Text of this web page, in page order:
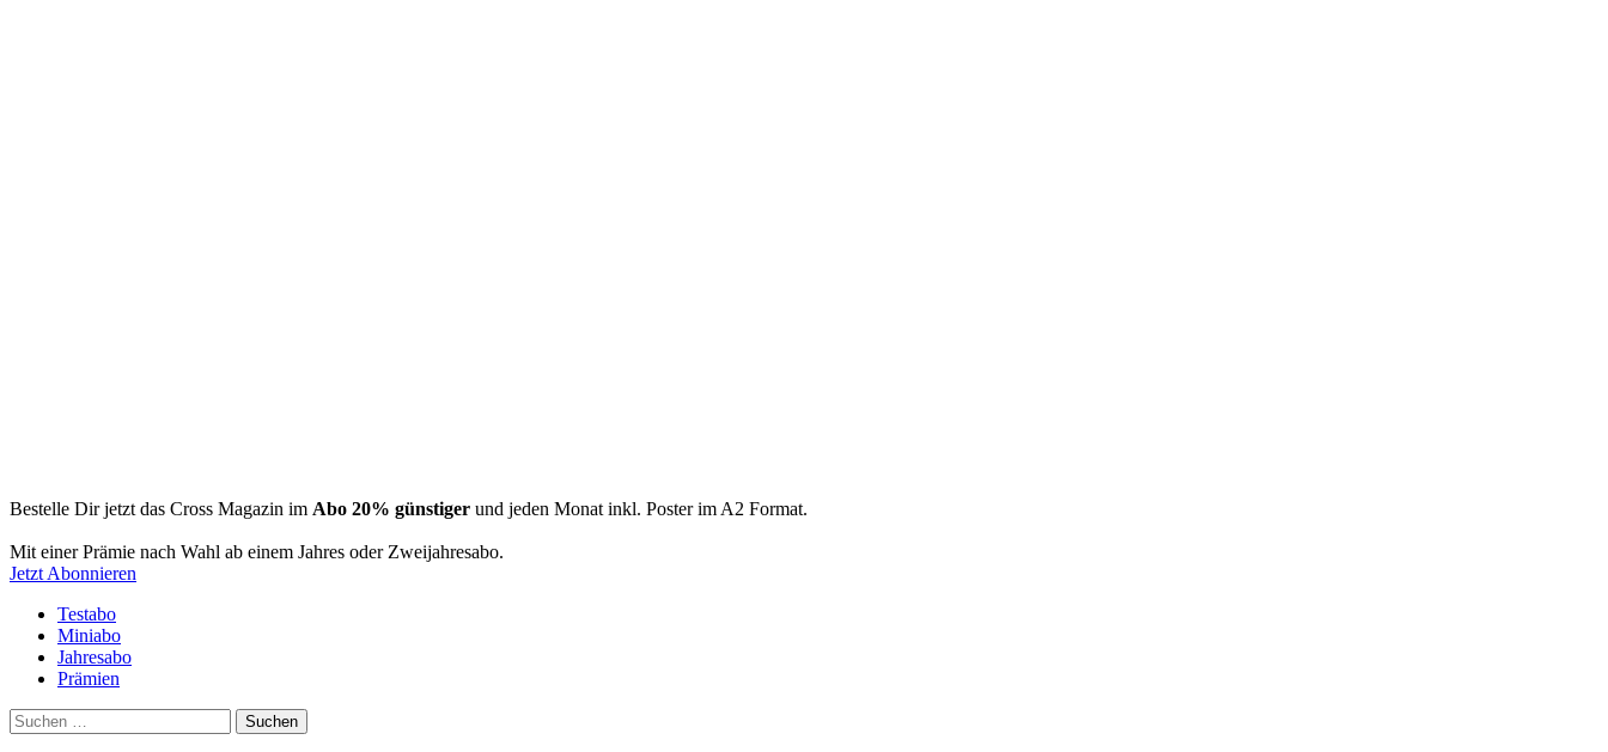
Bestelle Dir jetzt das Cross Magazin im Abo 20% günstiger und jeden Monat inkl. Poster im A2 Format.
Mit einer Prämie nach Wahl ab einem Jahres oder Zweijahresabo.
Jetzt Abonnieren
Testabo
Miniabo
Jahresabo
Prämien
Suchen
nach: